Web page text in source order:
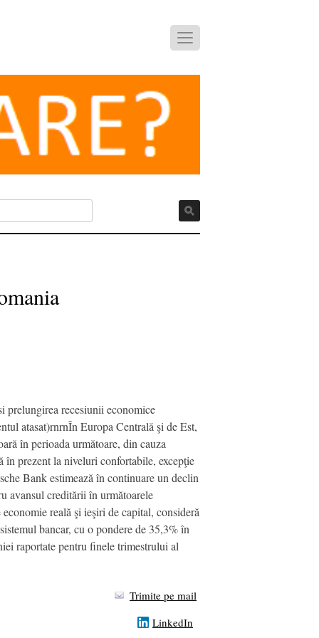
prelungirea recesiunii economice
atasat)rnrnÎn Europa Centrală şi de Est,
în perioada următoare, din cauza
prezent la niveluri confortabile, excepţie
Bank estimează în continuare un declin
avansul creditării în următoarele
reală şi ieşiri de capital, consideră
bancar, cu o pondere de 35,3% în
raportate pentru finele trimestrului al
Trimite pe mail
LinkedIn